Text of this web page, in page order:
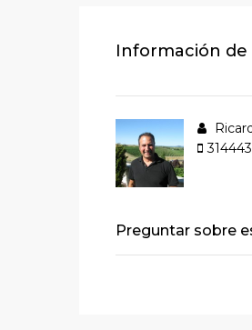
Información
Preguntar sobre